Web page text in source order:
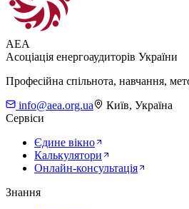
AEA
Асоціація енергоаудиторів України
Професійна спільнота, навчання,
info@aea.org.ua
Київ, Україна
Сервіси
Єдине вікно
Калькулятори
Онлайн-консультація
Знання